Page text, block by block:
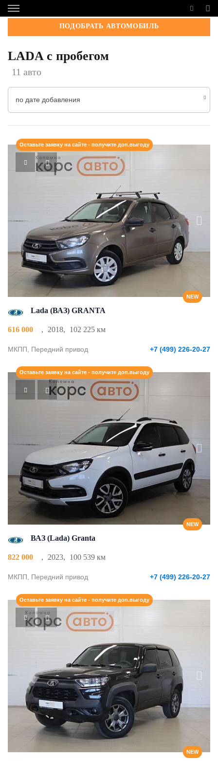
ПОДОБРАТЬ АВТОМОБИЛЬ
LADA с пробегом
11 авто
по дате добавления
NEW
Оставьте заявку на сайте - получите доп.выгоду
Lada (ВАЗ) GRANTA
616 000 , 2018, 102 225 км
МКПП, Передний привод +7 (499) 226-20-27
NEW
Оставьте заявку на сайте - получите доп.выгоду
ВАЗ (Lada) Granta
822 000 , 2023, 100 539 км
МКПП, Передний привод +7 (499) 226-20-27
NEW
Оставьте заявку на сайте - получите доп.выгоду